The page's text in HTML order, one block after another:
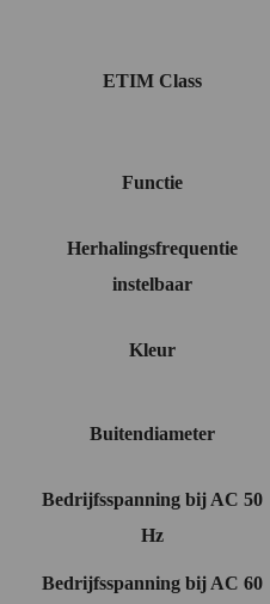
ETIM Class
Functie
Herhalingsfrequentie
instelbaar
Kleur
Buitendiameter
Bedrijfsspanning bij AC 50
Hz
Bedrijfsspanning bij AC 60